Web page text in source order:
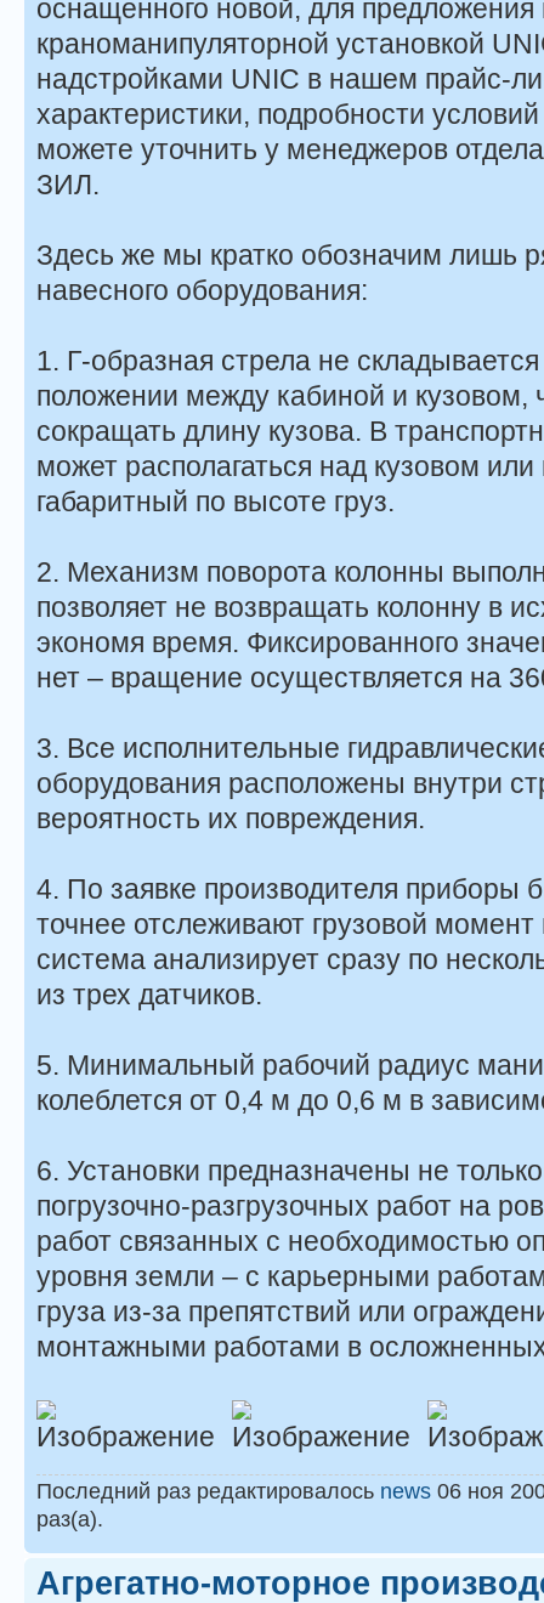
оснащенного новой, для
краноманипуляторной установкой
надстройками UNIC в нашем прайс-
характеристики, подробности
можете уточнить у менеджеров
ЗИЛ.
Здесь же мы кратко обозначим лишь
навесного оборудования:
1. Г-образная стрела не
положении между кабиной и кузовом,
сокращать длину кузова. В
может располагаться над кузовом
габаритный по высоте груз.
2. Механизм поворота колонны
позволяет не возвращать колонну в
экономя время. Фиксированного
нет – вращение осуществляется на
3. Все исполнительные
оборудования расположены внутри
вероятность их повреждения.
4. По заявке производителя приборы
точнее отслеживают грузовой момент
система анализирует сразу по
из трех датчиков.
5. Минимальный рабочий радиус
колеблется от 0,4 м до 0,6 м в
6. Установки предназначены не
погрузочно-разгрузочных работ на
работ связанных с необходимостью
уровня земли – с карьерными
груза из-за препятствий или
монтажными работами в
_____ _____
Последний раз редактировалось news 06 ноя
раз(а).
Агрегатно-моторное